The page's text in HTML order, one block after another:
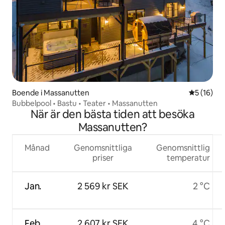
Boende i Massanutten 5 av 5 i
5 (16)
Bubbelpool • Bastu • Teater • Massanutten
När är den bästa tiden att besöka
Massanutten?
Månad
Jan.
Genomsnittliga
priser
2 569 kr SEK
Genomsnittlig
temperatur
2 °C